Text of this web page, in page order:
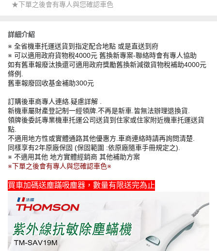
★下單之後會有專人與您確認車色
詳細介紹
※ 全省機車托運送貨到指定配合地點 或是直送到府
※ 可以適用政府貨物稅4000元 舊換新專案-聯絡時會有專人協助
如有舊車報廢汰換還可適用政府獎勵舊換新減徵貨物稅補助4000元
條例.
舊車報廢回收基金補助300元
訂購後車商專人連絡.疑慮詳解 .
新機車屬財產登記制一經領牌.不再是新車.皆無法辦理退換貨.
領牌後委託專業機車托運公司送貨到住家或住家附近機車托運送貨
點.
不適用地方性或實體通路其他優惠方.車商連絡時請再詢問清楚.
同樣享有2年原廠保固 (保固範圍 :依原廠隨車手冊規定之).
※ 不適用其他 地方實體經銷商 其他補助方案
※下單之後會有專人與您確認車色※
買車加碼送塵蹣吸塵器，數量有限送完為止